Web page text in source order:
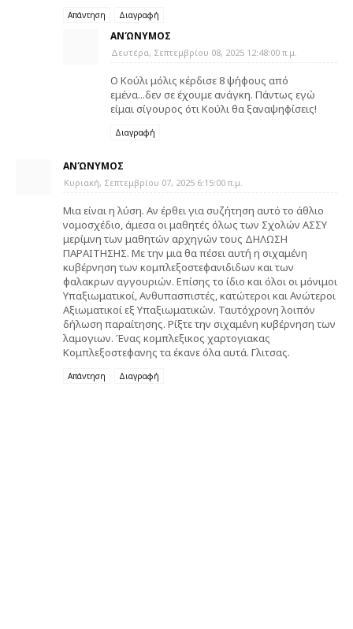
Απάντηση Διαγραφή
ΑΝΏΝΥΜΟΣ
Δευτέρα, Σεπτεμβρίου 08, 2025 12:48:00 π.μ.
Ο Κούλι μόλις κέρδισε 8 ψήφους από
εμένα...δεν σε έχουμε ανάγκη. Πάντως εγώ
είμαι σίγουρος ότι Κούλι θα ξαναψηφίσεις!
Διαγραφή
ΑΝΏΝΥΜΟΣ
Κυριακή, Σεπτεμβρίου 07, 2025 6:15:00 π.μ.
Μια είναι η λύση. Αν έρθει για συζήτηση αυτό το άθλιο
νομοσχέδιο, άμεσα οι μαθητές όλως των Σχολών ΑΣΣΥ
μερίμνη των μαθητών αρχηγών τους ΔΗΛΩΣΗ
ΠΑΡΑΙΤΗΣΗΣ. Με την μια θα πέσει αυτή η σιχαμένη
κυβέρνηση των κομπλεξοστεφανιδιδων και των
φαλακρων αγγουριών. Επίσης το ίδιο και όλοι οι μόνιμοι
Υπαξιωματικοί, Ανθυπασπιστές, κατώτεροι και Ανώτεροι
Αξιωματικοί εξ Υπαξιωματικών. Ταυτόχρονη λοιπόν
δήλωση παραίτησης. Ρίξτε την σιχαμένη κυβέρνηση των
λαμογιων. Ένας κομπλεξικος χαρτογιακας
Κομπλεξοστεφανης τα έκανε όλα αυτά. Γλιτσας.
Απάντηση Διαγραφή